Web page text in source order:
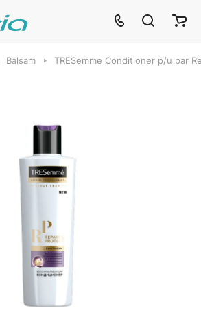
Balsam TRESemme Conditioner p/u par